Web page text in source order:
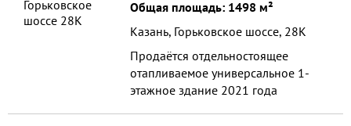
от...
Общая площадь: 1498 м²
Казань, Горьковское шоссе, 28К
Продаётся отдельностоящее
отапливаемое универсальное 1-
этажное здание 2021 года